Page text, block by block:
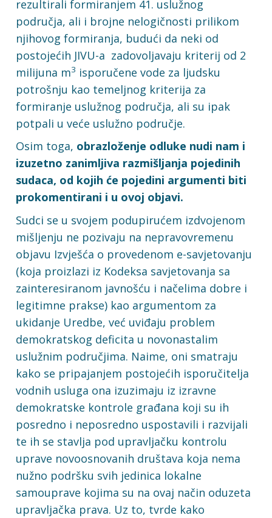
rezultirali formiranjem 41. uslužnog
područja, ali i brojne nelogičnosti prilikom
njihovog formiranja, budući da neki od
postojećih JIVU-a zadovoljavaju kriterij od 2
milijuna m3 isporučene vode za ljudsku
potrošnju kao temeljnog kriterija za
formiranje uslužnog područja, ali su ipak
potpali u veće uslužno područje.
Osim toga, obrazloženje odluke nudi nam i
izuzetno zanimljiva razmišljanja pojedinih
sudaca, od kojih će pojedini argumenti biti
prokomentirani i u ovoj objavi.
Sudci se u svojem podupirućem izdvojenom
mišljenju ne pozivaju na nepravovremenu
objavu Izvješća o provedenom e-savjetovanju
(koja proizlazi iz Kodeksa savjetovanja sa
zainteresiranom javnošću i načelima dobre i
legitimne prakse) kao argumentom za
ukidanje Uredbe, već uviđaju problem
demokratskog deficita u novonastalim
uslužnim područjima. Naime, oni smatraju
kako se pripajanjem postojećih isporučitelja
vodnih usluga ona izuzimaju iz izravne
demokratske kontrole građana koji su ih
posredno i neposredno uspostavili i razvijali
te ih se stavlja pod upravljačku kontrolu
uprave novoosnovanih društava koja nema
nužno podršku svih jedinica lokalne
samouprave kojima su na ovaj način oduzeta
upravljačka prava. Uz to, tvrde kako